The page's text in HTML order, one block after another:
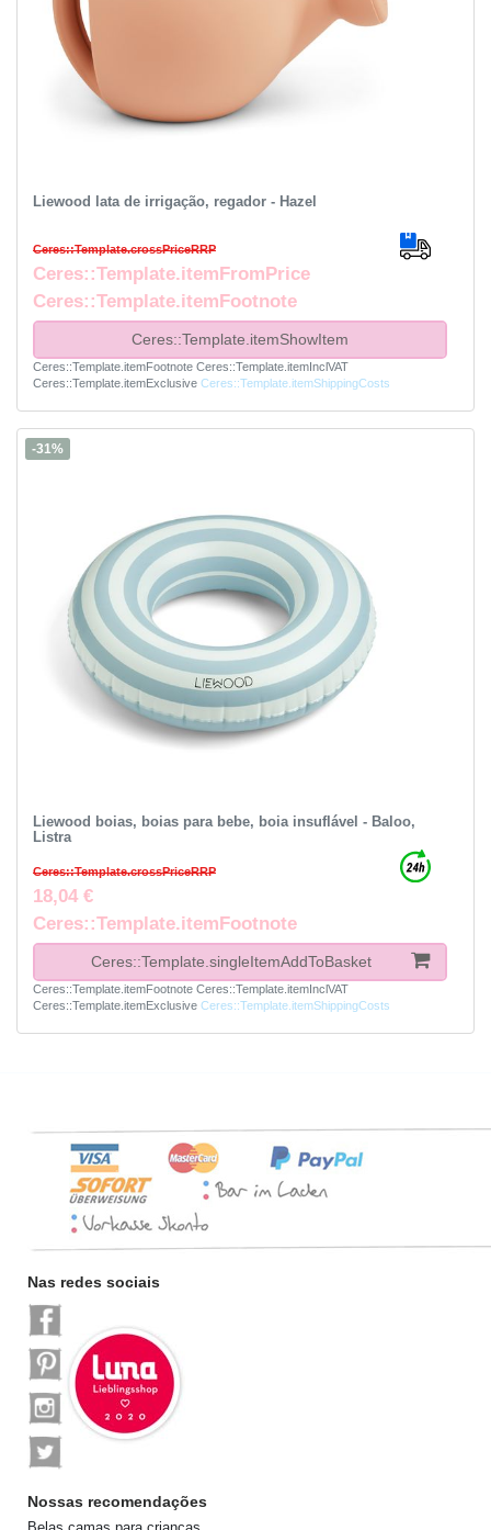
Liewood lata de irrigação, regador - Hazel
Ceres::Template.crossPriceRRP
Ceres::Template.itemFromPrice
Ceres::Template.itemFootnote
Ceres::Template.itemShowItem
Ceres::Template.itemFootnote Ceres::Template.itemInclVAT
Ceres::Template.itemExclusive Ceres::Template.itemShippingCosts
-31%
Liewood boias, boias para bebe, boia insuflável - Baloo,
Listra
Ceres::Template.crossPriceRRP
18,04 €
Ceres::Template.itemFootnote
Ceres::Template.singleItemAddToBasket
Ceres::Template.itemFootnote Ceres::Template.itemInclVAT
Ceres::Template.itemExclusive Ceres::Template.itemShippingCosts
Nas redes sociais
Nossas recomendações